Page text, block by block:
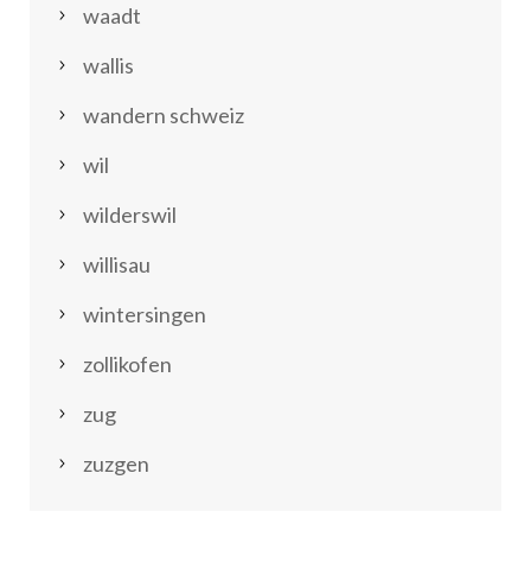
waadt
wallis
wandern schweiz
wil
wilderswil
willisau
wintersingen
zollikofen
zug
zuzgen